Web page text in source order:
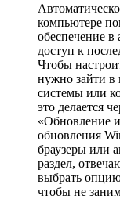
компьютере
обеспечение в
доступ к
Чтобы
нужно зайти в
системы или
это делается
«Обновление
обновления
браузеры или
раздел,
выбрать
чтобы не